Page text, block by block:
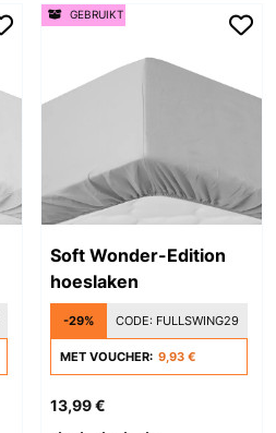
Soft Wonder-Edition
hoeslaken
-29% CODE: FULLSWING29
MET VOUCHER: 9,93 €
13,99 €
GEBRUIKT